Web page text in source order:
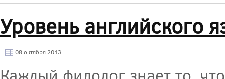
Уровень английского
08 октября 2013